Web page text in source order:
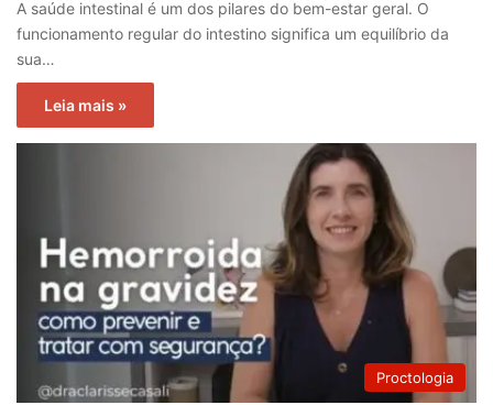
A saúde intestinal é um dos pilares do bem-estar geral. O
funcionamento regular do intestino significa um equilíbrio da
sua…
Leia mais »
Proctologia